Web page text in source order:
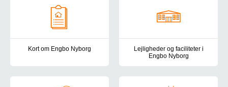
Kort om Engbo Nyborg
Engbo Nyborg er et botilbud for voksne med betydelig og varig
Lejligheder og faciliteter i
Engbo Nyborg